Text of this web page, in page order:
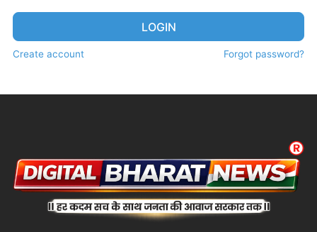
LOGIN
Create account Forgot password?